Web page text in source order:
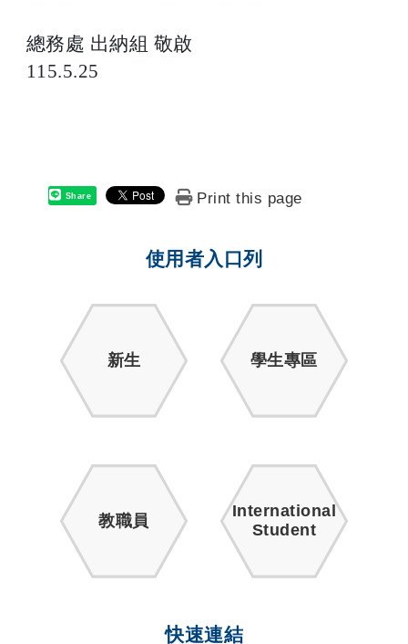
總務處 出納組 敬啟
115.5.25
Share Print this page
使用者入口列
新生 學生專區
教職員
International
Student
快速連結